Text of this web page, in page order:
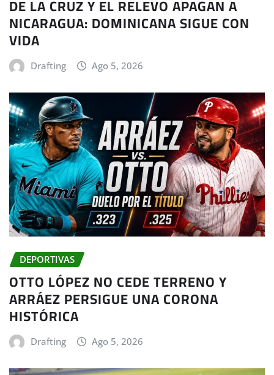
DE LA CRUZ Y EL RELEVO APAGAN A
NICARAGUA: DOMINICANA SIGUE CON
VIDA
Drafting Ago 5, 2026
DEPORTIVAS
OTTO LÓPEZ NO CEDE TERRENO Y
ARRÁEZ PERSIGUE UNA CORONA
HISTÓRICA
Drafting Ago 5, 2026